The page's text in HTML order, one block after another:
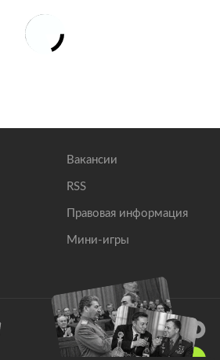
Вакансии
RSS
Правовая информация
Мини-игры